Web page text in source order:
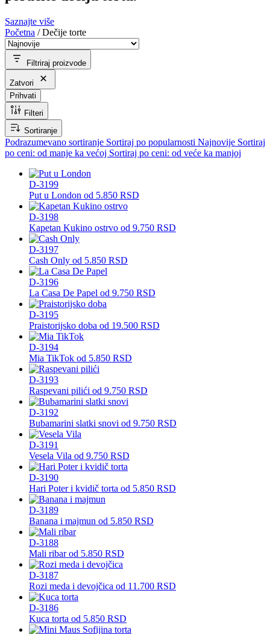
Saznajte više
Početna /Dečije torte
Filtriraj proizvode
Zatvori
Prihvati
Filteri
Sortiranje
Podrazumevano sortiranje Sortiraj po popularnosti Najnovije Sortiraj
po ceni: od manje ka većoj Sortiraj po ceni: od veće ka manjoj
D-3199
Put u London od 5.850 RSD
D-3198
Kapetan Kukino ostrvo od 9.750 RSD
D-3197
Cash Only od 5.850 RSD
D-3196
La Casa De Papel od 9.750 RSD
D-3195
Praistorijsko doba od 19.500 RSD
D-3194
Mia TikTok od 5.850 RSD
D-3193
Raspevani pilići od 9.750 RSD
D-3192
Bubamarini slatki snovi od 9.750 RSD
D-3191
Vesela Vila od 9.750 RSD
D-3190
Hari Poter i kvidič torta od 5.850 RSD
D-3189
Banana i majmun od 5.850 RSD
D-3188
Mali ribar od 5.850 RSD
D-3187
Rozi meda i devojčica od 11.700 RSD
D-3186
Kuca torta od 5.850 RSD